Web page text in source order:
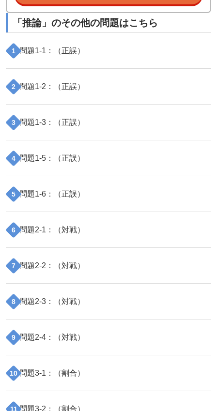
「 推論」のその他の問題はこちら
1 問題1-1 ：（正誤）
2 問題1-2 ：（正誤）
3 問題1-3 ：（正誤）
4 問題1-5 ：（正誤）
5 問題1-6 ：（正誤）
6 問題2-1 ：（対戦）
7 問題2-2 ：（対戦）
8 問題2-3 ：（対戦）
9 問題2-4 ：（対戦）
10 問題3-1 ：（割合）
11 問題3-2 ：（割合）